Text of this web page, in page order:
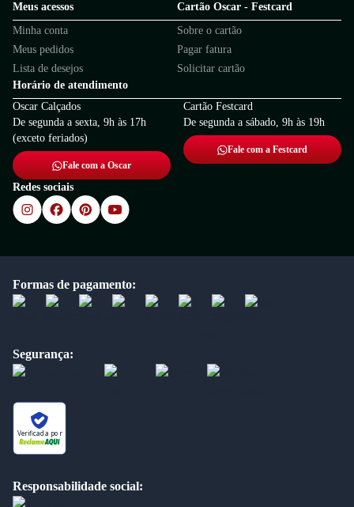
Meus acessos
Minha conta
Meus pedidos
Lista de desejos
Cartão Oscar - Festcard
Sobre o cartão
Pagar fatura
Solicitar cartão
Horário de atendimento
Oscar Calçados
De segunda a sexta, 9h às 17h
(exceto feriados)
Fale com a Oscar
Cartão Festcard
De segunda a sábado, 9h às 19h
Fale com a Festcard
Redes sociais
Formas de pagamento:
Segurança:
Verificada por
Responsabilidade social: